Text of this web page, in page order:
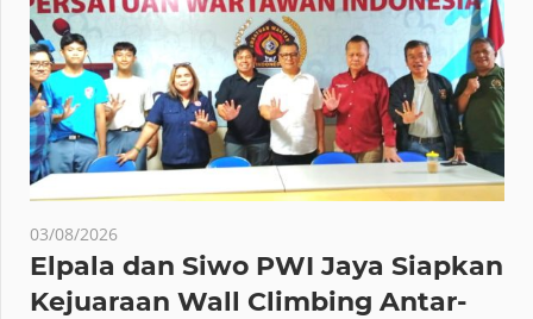
03/08/2026
Elpala dan Siwo PWI Jaya Siapkan
Kejuaraan Wall Climbing Antar-